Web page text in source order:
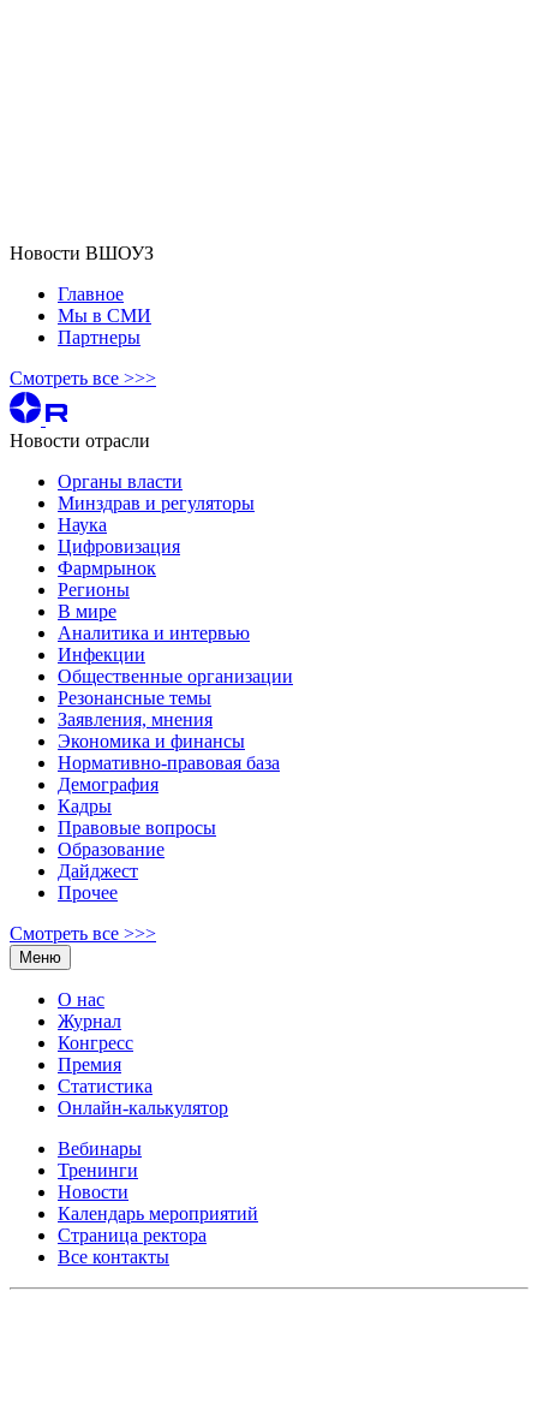
Новости ВШОУЗ
Главное
Мы в СМИ
Партнеры
Смотреть все >>>
Новости отрасли
Органы власти
Минздрав и регуляторы
Наука
Цифровизация
Фармрынок
Регионы
В мире
Аналитика и интервью
Инфекции
Общественные организации
Резонансные темы
Заявления, мнения
Экономика и финансы
Нормативно-правовая база
Демография
Кадры
Правовые вопросы
Образование
Дайджест
Прочее
Смотреть все >>>
Меню
О нас
Журнал
Конгресс
Премия
Статистика
Онлайн-калькулятор
Вебинары
Тренинги
Новости
Календарь мероприятий
Страница ректора
Все контакты